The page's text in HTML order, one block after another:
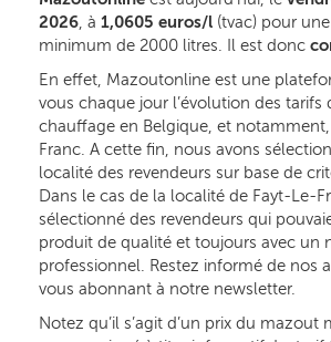
2026, à 1,0605 euros/l (tvac) pour
minimum de 2000 litres. Il est donc
En effet, Mazoutonline est une
vous chaque jour l’évolution des
chauffage en Belgique, et
Franc. A cette fin, nous avons
localité des revendeurs sur base de
Dans le cas de la localité de Fayt-Le-
sélectionné des revendeurs qui
produit de qualité et toujours avec un
professionnel. Restez informé de nos
vous abonnant à notre newsletter.
Notez qu’il s’agit d’un prix du mazout